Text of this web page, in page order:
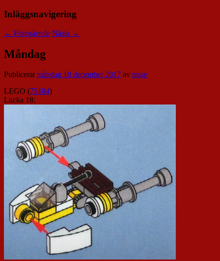
Inläggsnavigering
← Föregående Nästa →
Måndag
Publiceratmåndag 18 december 2017 av nisse
LEGO (75184)
Lucka 18: